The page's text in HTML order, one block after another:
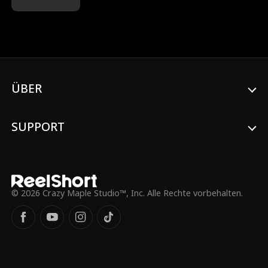
ÜBER
SUPPORT
© 2026 Crazy Maple Studio™, Inc. Alle Rechte vorbehalten.